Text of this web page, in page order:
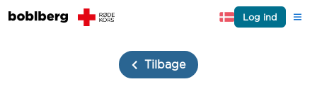
Log ind
Tilbage